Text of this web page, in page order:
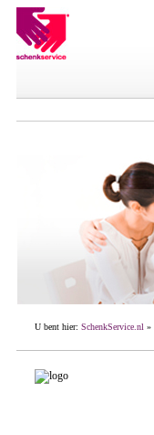
U bent hier: SchenkService.nl »